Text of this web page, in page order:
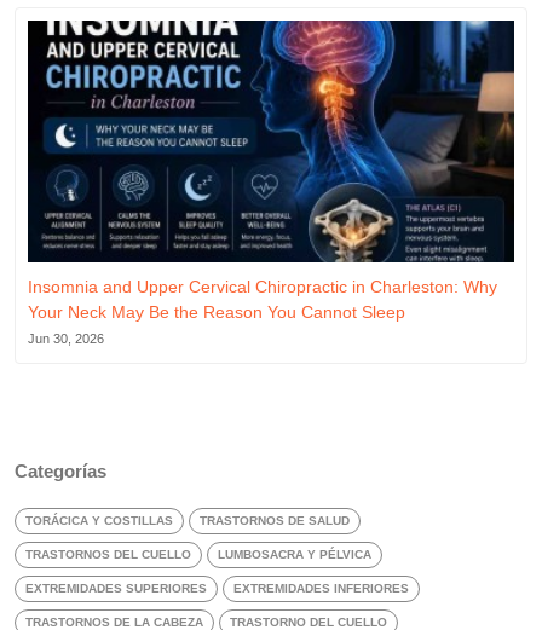
Insomnia and Upper Cervical Chiropractic in Charleston: Why
Your Neck May Be the Reason You Cannot Sleep
Jun 30, 2026
Categorías
TORÁCICA Y COSTILLAS TRASTORNOS DE SALUD
TRASTORNOS DEL CUELLO LUMBOSACRA Y PÉLVICA
EXTREMIDADES SUPERIORES EXTREMIDADES INFERIORES
TRASTORNOS DE LA CABEZA TRASTORNO DEL CUELLO